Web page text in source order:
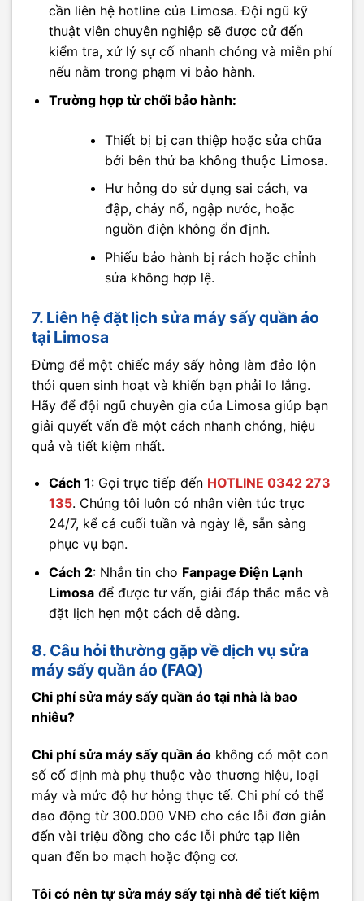
cần liên hệ hotline của Limosa. Đội ngũ kỹ
thuật viên chuyên nghiệp sẽ được cử đến
kiểm tra, xử lý sự cố nhanh chóng và miễn phí
nếu nằm trong phạm vi bảo hành.​
Trường hợp từ chối bảo hành:
Thiết bị bị can thiệp hoặc sửa chữa
bởi bên thứ ba không thuộc Limosa.
Hư hỏng do sử dụng sai cách, va
đập, cháy nổ, ngập nước, hoặc
nguồn điện không ổn định.
Phiếu bảo hành bị rách hoặc chỉnh
sửa không hợp lệ.
7. Liên hệ đặt lịch sửa máy sấy quần áo
tại Limosa
Đừng để một chiếc máy sấy hỏng làm đảo lộn
thói quen sinh hoạt và khiến bạn phải lo lắng.
Hãy để đội ngũ chuyên gia của Limosa giúp bạn
giải quyết vấn đề một cách nhanh chóng, hiệu
quả và tiết kiệm nhất.
Cách 1: Gọi trực tiếp đến HOTLINE 0342 273
135. Chúng tôi luôn có nhân viên túc trực
24/7, kể cả cuối tuần và ngày lễ, sẵn sàng
phục vụ bạn.
Cách 2: Nhắn tin cho Fanpage Điện Lạnh
Limosađể được tư vấn, giải đáp thắc mắc và
đặt lịch hẹn một cách dễ dàng.
8. Câu hỏi thường gặp về dịch vụ sửa
máy sấy quần áo (FAQ)
Chi phí sửa máy sấy quần áo tại nhà là bao
nhiêu?
Chi phí sửa máy sấy quần áo không có một con
số cố định mà phụ thuộc vào thương hiệu, loại
máy và mức độ hư hỏng thực tế. Chi phí có thể
dao động từ 300.000 VNĐ cho các lỗi đơn giản
đến vài triệu đồng cho các lỗi phức tạp liên
quan đến bo mạch hoặc động cơ.
Tôi có nên tự sửa máy sấy tại nhà để tiết kiệm